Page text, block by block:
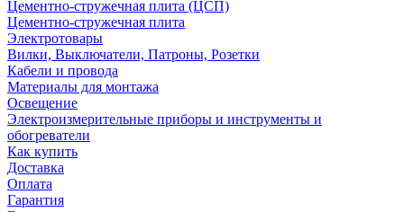
Цементно-стружечная плита (ЦСП)
Цементно-стружечная плита
Электротовары
Вилки, Выключатели, Патроны, Розетки
Кабели и провода
Материалы для монтажа
Освещение
Электроизмерительные приборы и инструменты и
обогреватели
Как купить
Доставка
Оплата
Гарантия